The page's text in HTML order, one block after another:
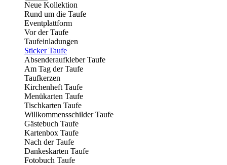
Neue Kollektion
Rund um die Taufe
Eventplattform
Vor der Taufe
Taufeinladungen
Sticker Taufe
Absenderaufkleber Taufe
Am Tag der Taufe
Taufkerzen
Kirchenheft Taufe
Menükarten Taufe
Tischkarten Taufe
Willkommensschilder Taufe
Gästebuch Taufe
Kartenbox Taufe
Nach der Taufe
Dankeskarten Taufe
Fotobuch Taufe